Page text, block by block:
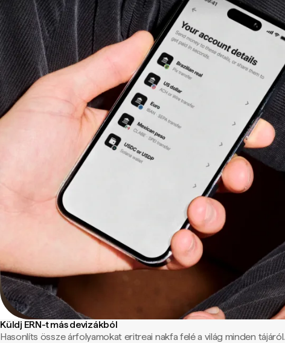
Küldj ERN-t más devizákból
Hasonlíts össze árfolyamokat eritreai nakfa felé a világ minden tájáról.